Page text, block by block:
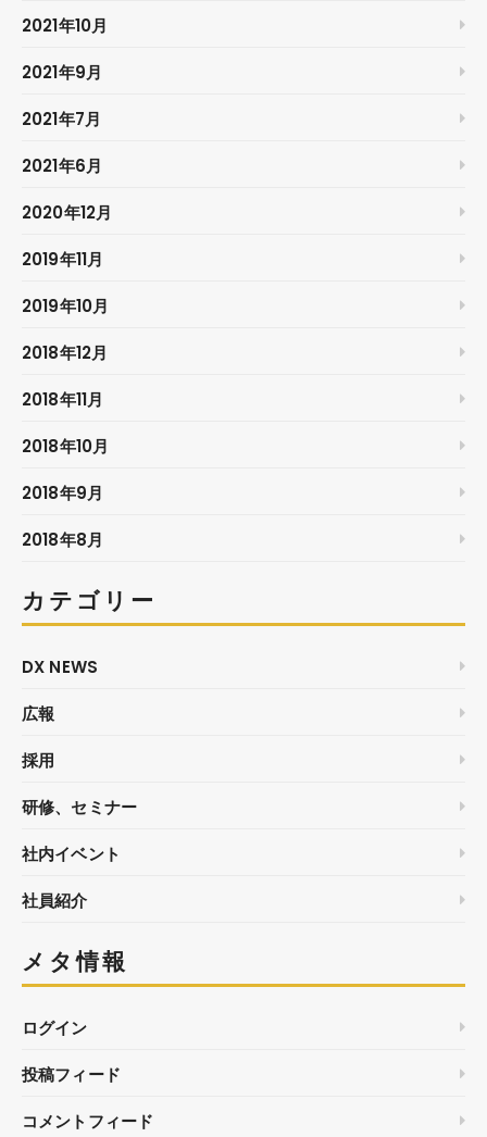
2021年10月
2021年9月
2021年7月
2021年6月
2020年12月
2019年11月
2019年10月
2018年12月
2018年11月
2018年10月
2018年9月
2018年8月
カテゴリー
DX NEWS
広報
採用
研修、セミナー
社内イベント
社員紹介
メタ情報
ログイン
投稿フィード
コメントフィード